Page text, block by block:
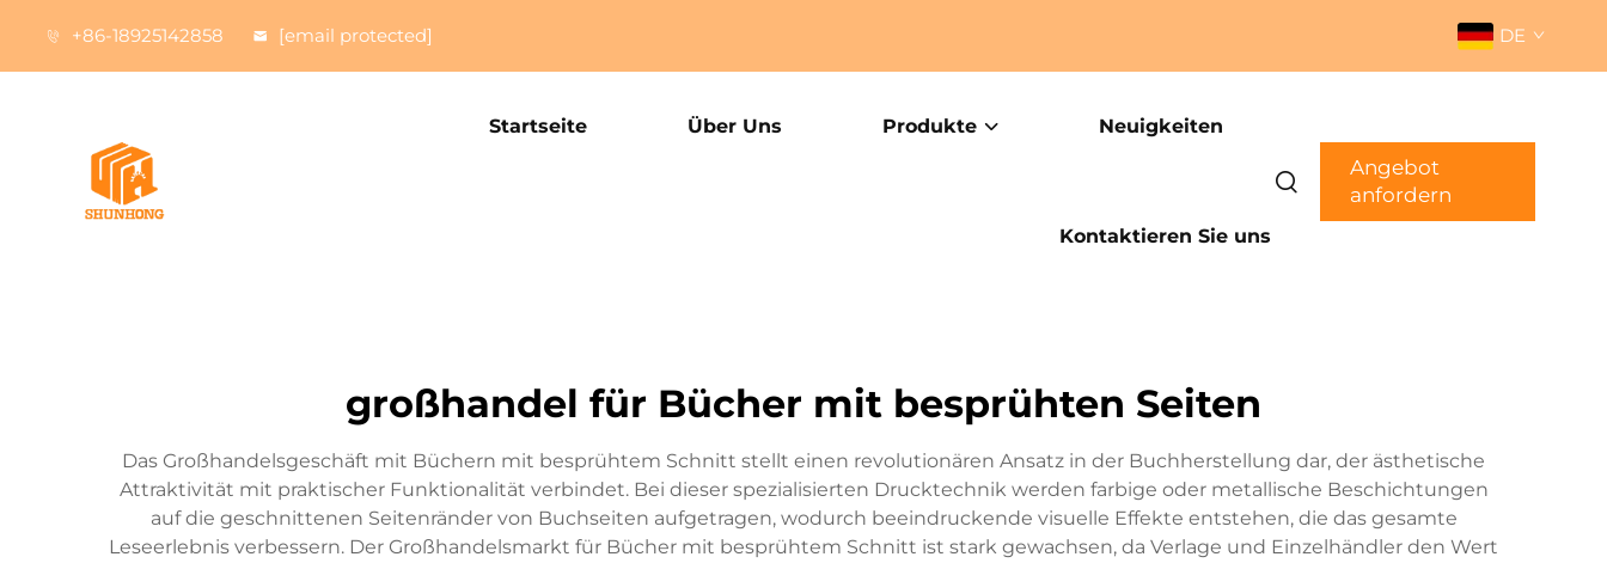
+86-18925142858 [email protected] DE
Startseite Über Uns Produkte Neuigkeiten
Kontaktieren Sie uns
Angebot
anfordern
großhandel für Bücher mit besprühten Seiten
Das Großhandelsgeschäft mit Büchern mit besprühtem Schnitt stellt einen revolutionären Ansatz in der Buchherstellung dar, der ästhetische
Attraktivität mit praktischer Funktionalität verbindet. Bei dieser spezialisierten Drucktechnik werden farbige oder metallische Beschichtungen
auf die geschnittenen Seitenränder von Buchseiten aufgetragen, wodurch beeindruckende visuelle Effekte entstehen, die das gesamte
Leseerlebnis verbessern. Der Großhandelsmarkt für Bücher mit besprühtem Schnitt ist stark gewachsen, da Verlage und Einzelhändler den Wert